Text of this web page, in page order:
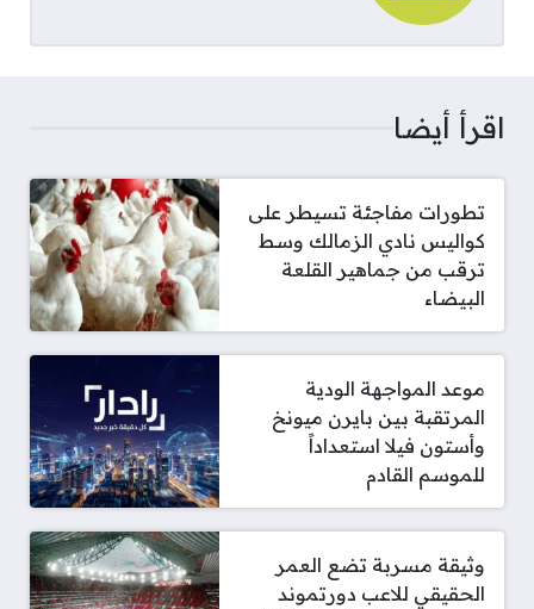
اقرأ أيضا
تطورات مفاجئة تسيطر على
كواليس نادي الزمالك وسط
ترقب من جماهير القلعة
البيضاء
موعد المواجهة الودية
المرتقبة بين بايرن ميونخ
وأستون فيلا استعداداً
للموسم القادم
وثيقة مسربة تضع العمر
الحقيقي للاعب دورتموند